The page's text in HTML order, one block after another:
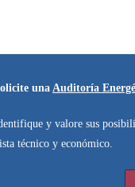
una Auditoría
y valore sus
técnico y económico.